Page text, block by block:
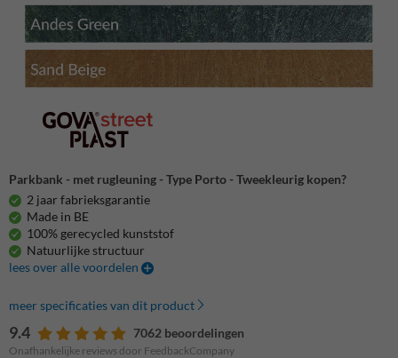
Parkbank - met rugleuning - Type Porto - Tweekleurig kopen?
2 jaar fabrieksgarantie
Made in BE
100% gerecycled kunststof
Natuurlijke structuur
lees over alle voordelen
meer specificaties van dit product
9.4 7062 beoordelingen
Onafhankelijke reviews door FeedbackCompany